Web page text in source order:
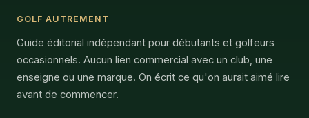
GOLF AUTREMENT
Guide éditorial indépendant pour débutants et golfeurs
occasionnels. Aucun lien commercial avec un club, une
enseigne ou une marque. On écrit ce qu'on aurait aimé lire
avant de commencer.